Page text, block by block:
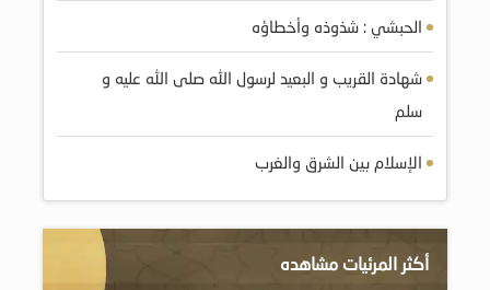
الحبشي : شذوذه وأخطاؤه
شهادة القريب و البعيد لرسول الله صلى الله عليه و
سلم
الإسلام بين الشرق والغرب
أكثر المرئيات مشاهده